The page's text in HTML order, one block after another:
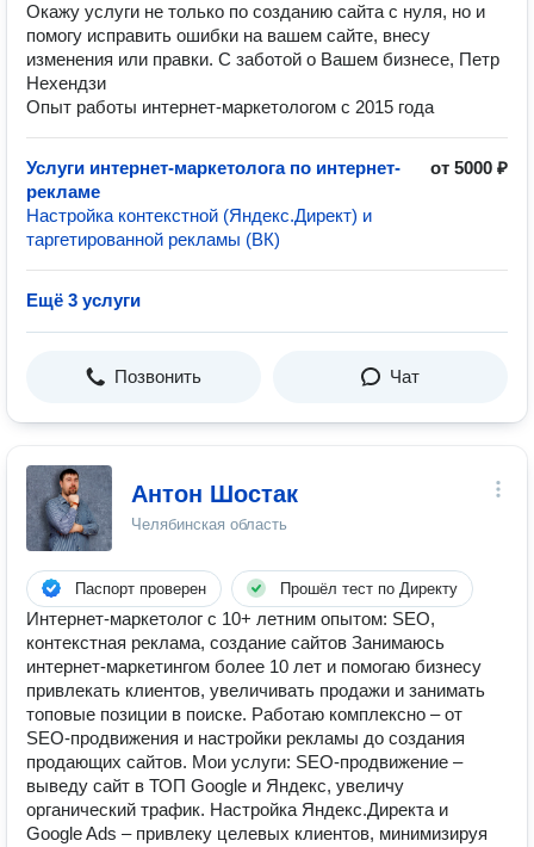
Окажу услуги не только по созданию сайта с нуля, но и
помогу исправить ошибки на вашем сайте, внесу
изменения или правки. С заботой о Вашем бизнесе, Петр
Нехендзи
Опыт работы интернет-маркетологом с 2015 года
Услуги интернет-маркетолога по интернет-
рекламе
от 5000 ₽
Настройка контекстной (Яндекс.Директ) и
таргетированной рекламы (ВК)
Ещё 3 услуги
Позвонить Чат
Антон Шостак
Челябинская область
Паспорт проверен Прошёл тест по Директу
Интернет-маркетолог с 10+ летним опытом: SEO,
контекстная реклама, создание сайтов Занимаюсь
интернет-маркетингом более 10 лет и помогаю бизнесу
привлекать клиентов, увеличивать продажи и занимать
топовые позиции в поиске. Работаю комплексно – от
SEO-продвижения и настройки рекламы до создания
продающих сайтов. Мои услуги: SEO-продвижение –
выведу сайт в ТОП Google и Яндекс, увеличу
органический трафик. Настройка Яндекс.Директа и
Google Ads – привлеку целевых клиентов, минимизируя